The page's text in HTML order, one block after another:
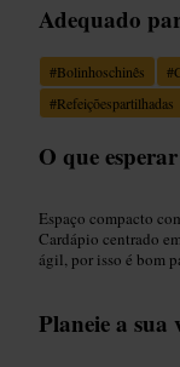
Adequado
#Bolinhoschinês #
#Refeiçõespartilhadas
O que esperar
Espaço compacto
Cardápio centrado
ágil, por isso é bom
Planeie a sua